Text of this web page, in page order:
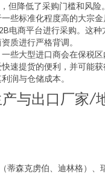
但降低了采购门槛和风险
一些标准化程度高的大宗
电商平台进行采购。这种
质进行严格背调。
一些大型进口商会在保税
速提货的便利，并可能获
润与仓储成本。
与出口厂家/
蒂森克虏伯、迪林格）、